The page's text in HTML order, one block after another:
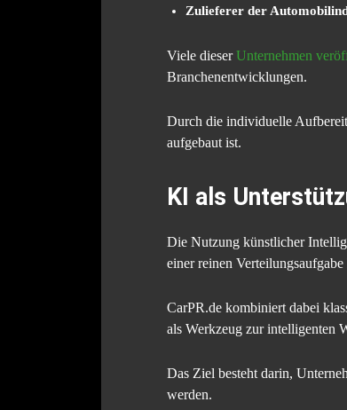
Zulieferer der
Viele dieserUnternehmen
Branchenentwicklungen.
Durch die individuelle
aufgebaut ist.
KI als
Die Nutzung künstlicher
einer reinen
CarPR.de kombiniert dabei
als Werkzeug zur intelligenten
Das Ziel besteht darin,
werden.